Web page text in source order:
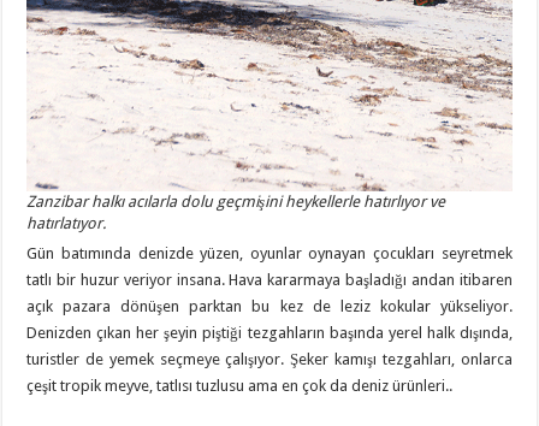
Zanzibar halkı acılarla dolu geçmişini heykellerle hatırlıyor ve
hatırlatıyor.
Gün batımında denizde yüzen, oyunlar oynayan çocukları seyretmek
tatlı bir huzur veriyor insana. Hava kararmaya başladığı andan itibaren
açık pazara dönüşen parktan bu kez de leziz kokular yükseliyor.
Denizden çıkan her şeyin piştiği tezgahların başında yerel halk dışında,
turistler de yemek seçmeye çalışıyor. Şeker kamışı tezgahları, onlarca
çeşit tropik meyve, tatlısı tuzlusu ama en çok da deniz ürünleri..